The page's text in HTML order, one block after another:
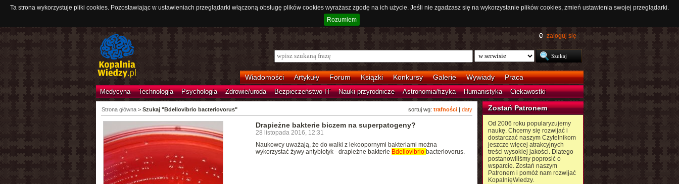
Ta strona wykorzystuje pliki cookies. Pozostawiając w ustawieniach przeglądarki włączoną obsługę plików cookies wyrażasz zgodę na ich użycie. Jeśli nie zgadzasz się na wykorzystanie plików cookies, zmień ustawienia swojej przeglądarki.
Rozumiem
zaloguj się
Wiadomości Artykuły Forum Książki Konkursy Galerie Wywiady Praca
Medycyna Technologia Psychologia Zdrowie/uroda Bezpieczeństwo IT Nauki przyrodnicze Astronomia/fizyka Humanistyka Ciekawostki
sortuj wg: trafności| daty
Strona główna> Szukaj "Bdellovibrio bacteriovorus"
Drapieżne bakterie biczem na superpatogeny?
28 listopada 2016, 12:31
Naukowcy uważają, że do walki z lekoopornymi bakteriami można
wykorzystać żywy antybiotyk - drapieżne bakterie Bdellovibrio bacteriovorus.
Zostań Patronem
Od 2006 roku popularyzujemy
naukę. Chcemy się rozwijać i
dostarczać naszym Czytelnikom
jeszcze więcej atrakcyjnych
treści wysokiej jakości. Dlatego
postanowiliśmy poprosić o
wsparcie. Zostań naszym
Patronem i pomóż nam rozwijać
KopalnięWiedzy.